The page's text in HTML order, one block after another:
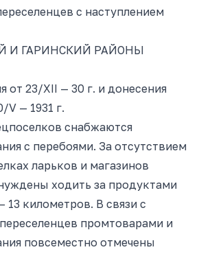
с наступлением
И ГАРИНСКИЙ РАЙОНЫ
от 23/ХII — 30 г. и донесения
V — 1931 г.
снабжаются
с перебоями. За отсутствием
ларьков и магазинов
ходить за продуктами
13 километров. В связи с
промтоварами и
повсеместно отмечены